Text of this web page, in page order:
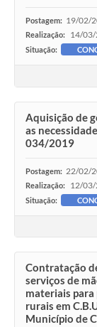
Postagem: 19/02/
Realização: 14/03/
Situação:
Aquisição de
as
034/2019
Postagem: 22/02/
Realização: 12/03/
Situação:
Contratação
serviços de
materiais para
rurais em
Município de